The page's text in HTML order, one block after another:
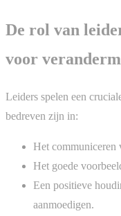
De rol van
voor
Leiders spelen een
bedreven zijn in:
Het communiceren
Het goede
Een positieve
aanmoedigen.